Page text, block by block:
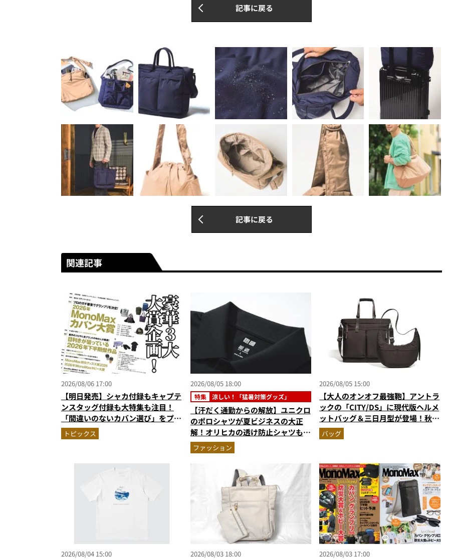
記事に戻る
記事に戻る
関連記事
2026/08/06 17:00
【明日発売】シャカ付録もキャプテ
ンスタッグ付録も大特集も注目！
「間違いのないカバン選び」をプロ
がジャッジ・MonoMax9月号の目
次を公開
トピックス
2026/08/05 18:00
特集 涼しい！「猛暑対策グッズ」
【汗だく通勤からの解放】ユニクロ
のポロシャツが夏ビジネスの大正
解！オリヒカの透け防止シャツも優
秀。酷暑も涼しい顔で働ける超快適
ウエアの実力
ファッション
2026/08/05 15:00
【大人のオンオフ最強鞄】アントラ
ックの「CITY/DS」に現代版ヘルメ
ットバッグ＆三日月型が登場！秋服
に絶対合う新色モールブラウンが傑
作
バッグ
2026/08/04 15:00 2026/08/03 18:00 2026/08/03 17:00